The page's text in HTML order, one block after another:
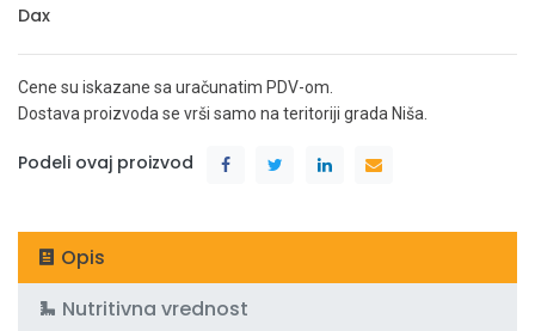
Dax
Cene su iskazane sa uračunatim PDV-om.
Dostava proizvoda se vrši samo na teritoriji grada Niša.
Podeli ovaj proizvod
Opis
Nutritivna vrednost